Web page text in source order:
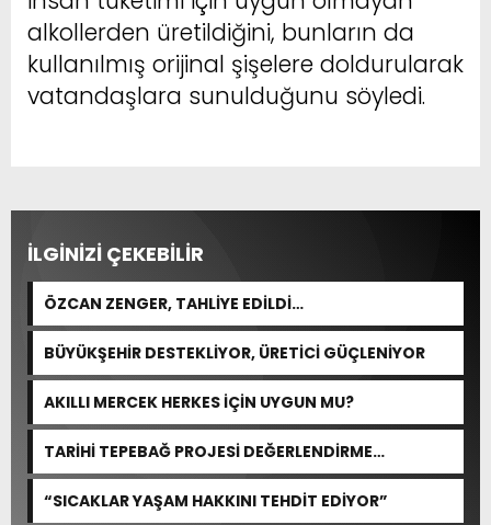
alkollerden üretildiğini, bunların da
kullanılmış orijinal şişelere doldurularak
vatandaşlara sunulduğunu söyledi.
İLGİNİZİ ÇEKEBİLİR
ÖZCAN ZENGER, TAHLİYE EDİLDİ…
BÜYÜKŞEHİR DESTEKLİYOR, ÜRETİCİ GÜÇLENİYOR
AKILLI MERCEK HERKES İÇİN UYGUN MU?
TARİHİ TEPEBAĞ PROJESİ DEĞERLENDİRME
TOPLANTISI GERÇEKLEŞTİRİLDİ
“SICAKLAR YAŞAM HAKKINI TEHDİT EDİYOR”